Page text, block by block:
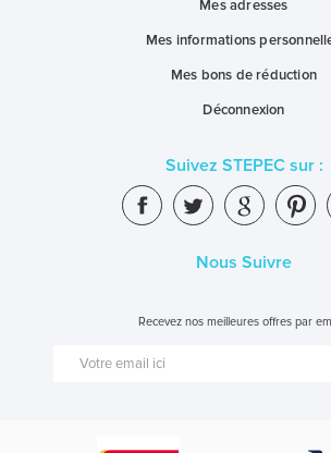
Mes adresses
Mes informations
Mes bons de réduction
Déconnexion
Suivez STEPEC sur :
Nous Suivre
Recevez nos meilleures offres par